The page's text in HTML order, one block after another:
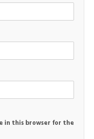
in this browser for the